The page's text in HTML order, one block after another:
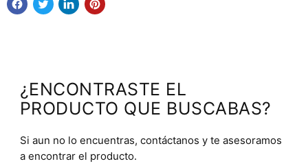
¿ENCONTRASTE EL
PRODUCTO QUE BUSCABAS?
Si aun no lo encuentras, contáctanos y te asesoramos
a encontrar el producto.